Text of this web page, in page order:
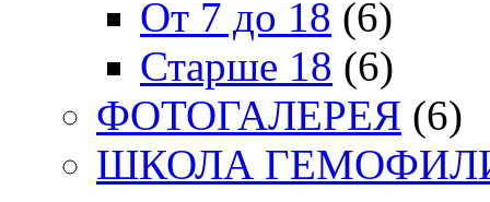
От 7 до 18 (6)
Старше 18 (6)
ФОТОГАЛЕРЕЯ (6)
ШКОЛА